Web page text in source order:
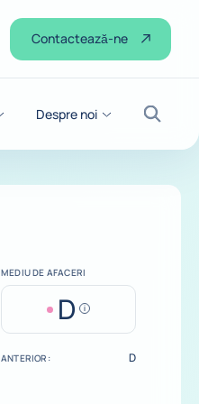
Despre noi
Contactează-ne
MEDIU DE AFACERI
D Help
ANTERIOR: D